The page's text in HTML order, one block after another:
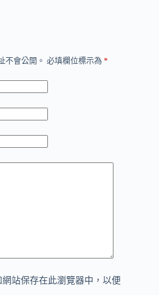
不會公開。 必填欄位標示為 *
站保存在此瀏覽器中，以便